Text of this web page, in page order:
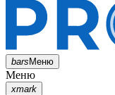
barsМеню
Меню
xmark